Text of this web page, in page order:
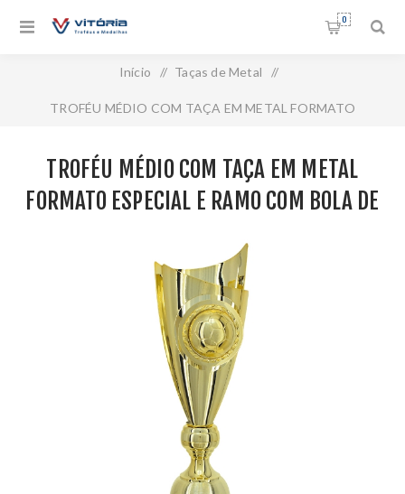
0
Início / Taças de Metal /
TROFÉU MÉDIO COM TAÇA EM METAL FORMATO
301243
TROFÉU MÉDIO COM TAÇA EM METAL
FORMATO ESPECIAL E RAMO COM BOLA DE